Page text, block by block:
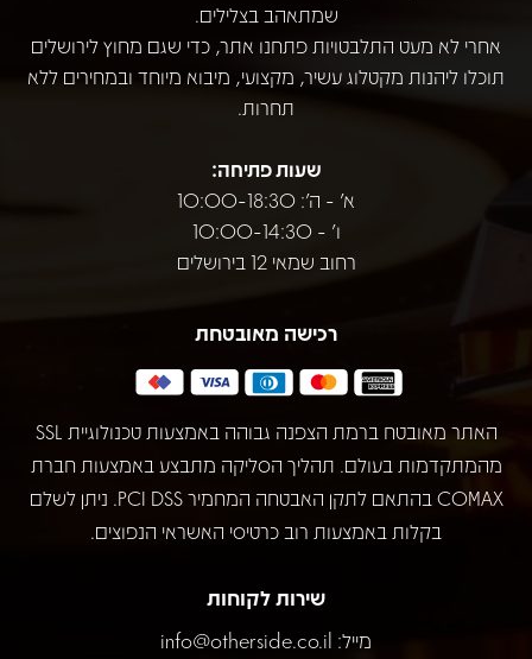
שמתאהב בצלילים.
אחרי לא מעט התלבטויות פתחנו אתר, כדי שגם מחוץ לירושלים
תוכלו ליהנות מקטלוג עשיר, מקצועי, מיבוא מיוחד ובמחירים ללא
תחרות.
שעות פתיחה:
א' - ה': 10:00-18:30
ו' - 10:00-14:30
רחוב שמאי 12 בירושלים
רכישה מאובטחת
האתר מאובטח ברמת הצפנה גבוהה באמצעות טכנולוגיית SSL
מהמתקדמות בעולם. תהליך הסליקה מתבצע באמצעות חברת
COMAX בהתאם לתקן האבטחה המחמיר PCI DSS. ניתן לשלם
בקלות באמצעות רוב כרטיסי האשראי הנפוצים.
שירות לקוחות
מייל: info@otherside.co.il